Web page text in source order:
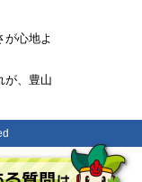
が心地よ
が、豊山